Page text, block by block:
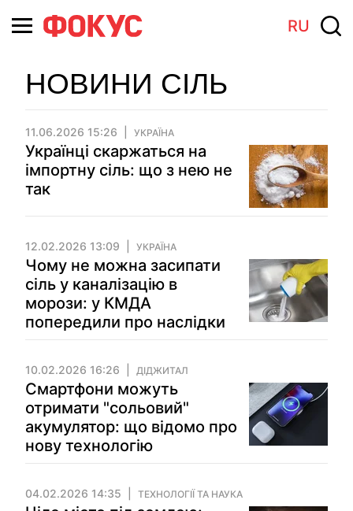
RU
НОВИНИ СІЛЬ
11.06.2026 15:26 УКРАЇНА
Українці скаржаться на
імпортну сіль: що з нею не
так
12.02.2026 13:09 УКРАЇНА
Чому не можна засипати
сіль у каналізацію в
морози: у КМДА
попередили про наслідки
10.02.2026 16:26 ДІДЖИТАЛ
Смартфони можуть
отримати "сольовий"
акумулятор: що відомо про
нову технологію
04.02.2026 14:35 ТЕХНОЛОГІЇ ТА НАУКА